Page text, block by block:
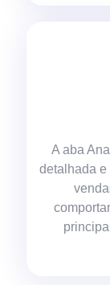
A aba
detalhada e